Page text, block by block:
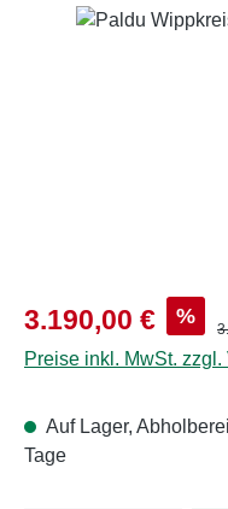
Verkaufspreis:
3.190,00 € %
Preise inkl. MwSt. zzgl.
Auf Lager,
Tage